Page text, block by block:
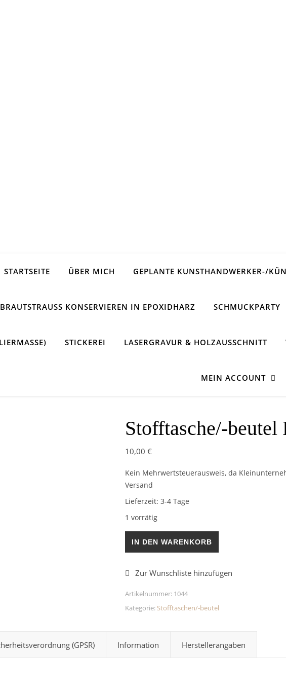
STARTSEITE ÜBER MICH GEPLANTE KUNSTHANDWERKER-/
BRAUTSTRAUSS KONSERVIEREN IN EPOXIDHARZ SCHMUCKPARTY
STICKEREI LASERGRAVUR & HOLZAUSSCHNITT
MEIN ACCOUNT
Stofftasche/-beutel
10,00 €
Kein Mehrwertsteuerausweis, da
Versand
Lieferzeit: 3-4 Tage
1 vorrätig
Stofftasche/-beutel Pferd Braun Menge
IN DEN WARENKORB
Artikelnummer: 1044
Kategorie: Stofftaschen/-beutel
(GPSR) Information Herstellerangaben